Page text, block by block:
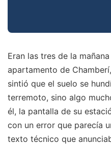
Eran las tres de la
apartamento de
sintió que el suelo se
terremoto, sino algo
él, la pantalla de su
con un error que parecía
texto técnico que